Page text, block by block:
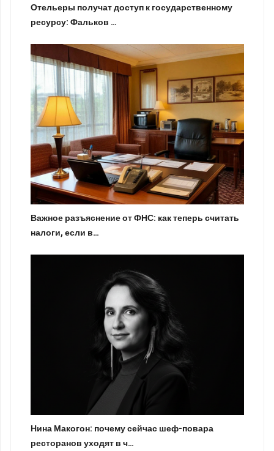
Отельеры получат доступ к государственному
ресурсу: Фальков …
Важное разъяснение от ФНС: как теперь считать
налоги, если в…
Нина Макогон: почему сейчас шеф-повара
ресторанов уходят в ч…